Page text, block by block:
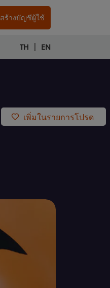
สร้างบัญชีผู้ใช้
TH | EN
เพิ่มในรายการโปรด